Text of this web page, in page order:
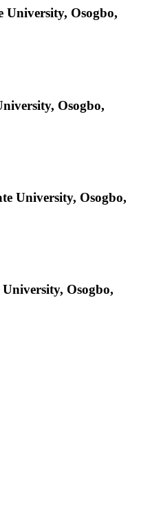
University, Osogbo,
Osogbo,
University, Osogbo,
University, Osogbo,